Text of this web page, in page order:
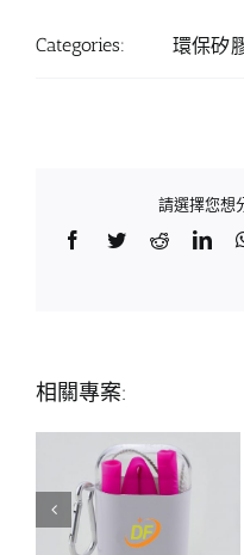
Categories: 環保矽
請選擇您想
Facebook
TwitterReddit
相關專案: